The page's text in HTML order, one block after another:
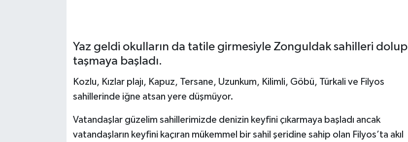
Yaz geldi okulların da tatile girmesiyle Zonguldak sahilleri dolup
taşmaya başladı.
Kozlu, Kızlar plajı, Kapuz, Tersane, Uzunkum, Kilimli, Göbü, Türkali ve Filyos
sahillerinde iğne atsan yere düşmüyor.
Vatandaşlar güzelim sahillerimizde denizin keyfini çıkarmaya başladı ancak
vatandaşların keyfini kaçıran mükemmel bir sahil şeridine sahip olan Filyos’ta akıl